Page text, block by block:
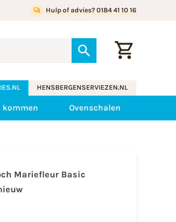
Hulp of advies? 0184 41 10 16
HENSBERGENSERVIEZEN.NL
kommen Ovenschalen
Mariefleur Basic